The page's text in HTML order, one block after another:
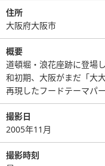
住所
大阪府大阪市
概要
道頓堀・浪花座跡に登場
和初期、大阪がまだ「大
再現したフードテーマパー
撮影日
2005年11月
撮影時刻